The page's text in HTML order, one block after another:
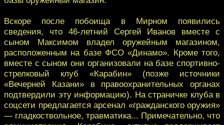
Вскоре после побоища в Мирном появились
сведения, что 46-летний Сергей Иванов вместе с
сыном Максимом владел оружейным магазином,
расположенным на базе ФСО «Динамо». Кроме того,
вместе с сыном они организовали на базе спортивно-
стрелковый клуб «Карабин» (позже источники
«Вечерней Казани» в правоохранительных органах
подтвердили эту информацию). На страничке клуба в
соцсети предлагается арсенал «гражданского оружия»
— гладкоствольное, травматика... Примечательно, что